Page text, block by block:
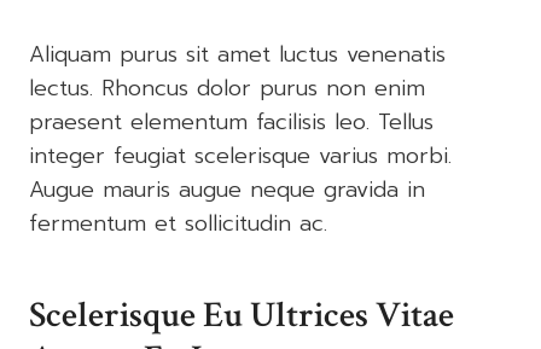
Aliquam purus sit amet luctus venenatis
lectus. Rhoncus dolor purus non enim
praesent elementum facilisis leo. Tellus
integer feugiat scelerisque varius morbi.
Augue mauris augue neque gravida in
fermentum et sollicitudin ac.
Scelerisque Eu Ultrices Vitae